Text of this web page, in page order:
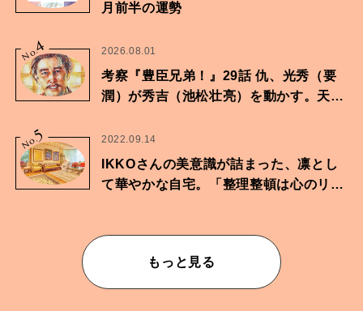
月前半の運勢
No.
4 2026.08.01
考察『豊臣兄弟！』29話 仇、光秀（要
潤）が秀吉（池松壮亮）を動かす。天下
No.5 2022.09.14
IKKOさんの美意識が詰まった、凛とし
て華やかな自宅。「整理整頓は心のリズ
もっと見る